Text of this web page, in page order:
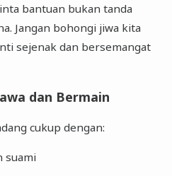
bantuan bukan tanda
Jangan bohongi jiwa kita
sejenak dan bersemangat
dan Bermain
cukup dengan:
suami